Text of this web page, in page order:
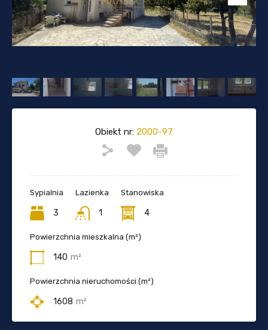
Obiekt nr: 2000-97
Sypialnia
3
Lazienka
1
Stanowiska
4
Powierzchnia mieszkalna (m²)
140 m²
Powierzchnia nieruchomości (m²)
1608 m²